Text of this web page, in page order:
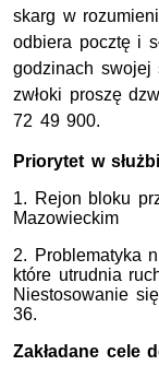
skarg w
odbiera pocztę i
godzinach swojej
zwłoki proszę
72 49 900.
Priorytet w
1. Rejon bloku
Mazowieckim
2. Problematyka
które utrudnia
Niestosowanie
36.
Zakładane cele